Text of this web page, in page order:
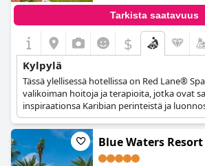
Tarkista saatavuus
$
Kylpylä
Tässä ylellisessä hotellissa on Red Lane®
valikoiman hoitoja ja terapioita, jotka ovat
inspiraationsa Karibian perinteistä ja
vartalonhoitohoidoista, erilaisista
kuumakivihoidoista vartalokääreisiin,
manikyyreihin/pedikyyreihin - tässä
kokea todellista virkistystä ja ylellisyyttä
Blue Waters